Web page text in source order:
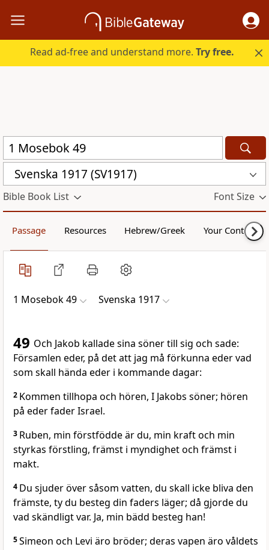
Read ad-free and understand more.Try free.
Svenska 1917 (SV1917)
Bible Book List Font Size
Passage Resources Hebrew/Greek Your Content
1 Mosebok 49 Svenska 1917
49 Och Jakob kallade sina söner till sig och sade:
Församlen eder, på det att jag må förkunna eder vad
som skall hända eder i kommande dagar:
2 Kommen tillhopa och hören, I Jakobs söner; hören
på eder fader Israel.
3 Ruben, min förstfödde är du, min kraft och min
styrkas förstling, främst i myndighet och främst i
makt.
4 Du sjuder över såsom vatten, du skall icke bliva den
främste, ty du besteg din faders läger; då gjorde du
vad skändligt var. Ja, min bädd besteg han!
5Simeon och Levi äro bröder; deras vapen äro våldets